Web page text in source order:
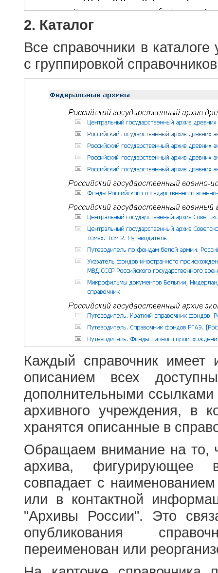
2. Каталог
Все справочники в
с группировкой
Каждый справочник имеет
описанием всех
дополнительными
архивного учреждения, в
хранятся описанные в
Обращаем внимание на то,
архива, фигурирующее
совпадает с
или в контактной
"Архивы России". Это
опубликования
переименован или